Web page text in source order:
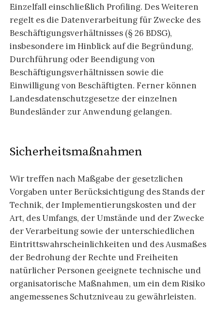
Einzelfall einschließlich Profiling. Des Weiteren
regelt es die Datenverarbeitung für Zwecke des
Beschäftigungsverhältnisses (§ 26 BDSG),
insbesondere im Hinblick auf die Begründung,
Durchführung oder Beendigung von
Beschäftigungsverhältnissen sowie die
Einwilligung von Beschäftigten. Ferner können
Landesdatenschutzgesetze der einzelnen
Bundesländer zur Anwendung gelangen.
Sicherheitsmaßnahmen
Wir treffen nach Maßgabe der gesetzlichen
Vorgaben unter Berücksichtigung des Stands der
Technik, der Implementierungskosten und der
Art, des Umfangs, der Umstände und der Zwecke
der Verarbeitung sowie der unterschiedlichen
Eintrittswahrscheinlichkeiten und des Ausmaßes
der Bedrohung der Rechte und Freiheiten
natürlicher Personen geeignete technische und
organisatorische Maßnahmen, um ein dem Risiko
angemessenes Schutzniveau zu gewährleisten.